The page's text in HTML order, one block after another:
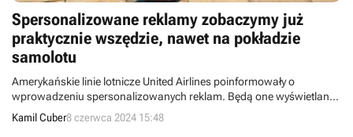
Spersonalizowane reklamy zobaczymy już
praktycznie wszędzie, nawet na pokładzie
samolotu
Amerykańskie linie lotnicze United Airlines poinformowały o
wprowadzeniu spersonalizowanych reklam. Będą one wyświetlane
na ekranach zainstalowanych w oparciach foteli.
Kamil Cuber8 czerwca 2024 15:48